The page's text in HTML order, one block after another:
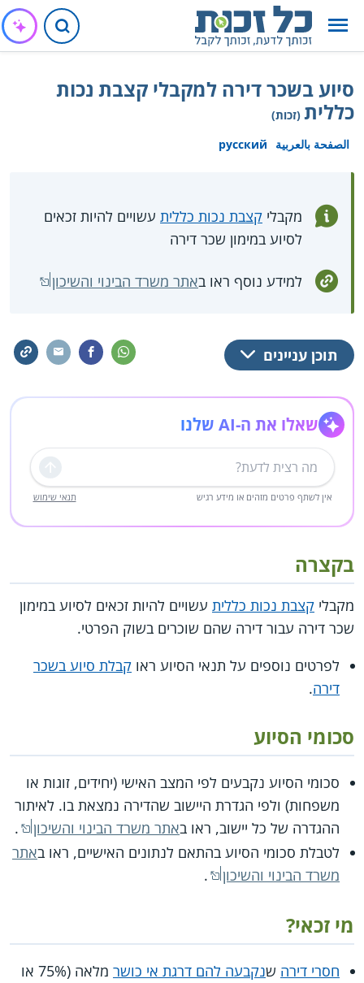
סיוע בשכר דירה למקבלי קצבת נכות
כללית (זכות)
الصفحة بالعربية
русский
מקבלי קצבת נכות כללית עשויים להיות זכאים
לסיוע במימון שכר דירה
למידע נוסף ראו באתר משרד הבינוי והשיכון
תוכן עניינים
שאלו את ה-AI שלנו
שליחה
אין לשתף פרטים מזהים או מידע רגיש תנאי שימוש
בקצרה
מקבלי קצבת נכות כללית עשויים להיות זכאים לסיוע במימון
שכר דירה עבור דירה שהם שוכרים בשוק הפרטי.
לפרטים נוספים על תנאי הסיוע ראו קבלת סיוע בשכר
דירה.
סכומי הסיוע
סכומי הסיוע נקבעים לפי המצב האישי (יחידים, זוגות או
משפחות) ולפי הגדרת היישוב שהדירה נמצאת בו. לאיתור
ההגדרה של כל יישוב, ראו באתר משרד הבינוי והשיכון
.
לטבלת סכומי הסיוע בהתאם לנתונים האישיים, ראו באתר
משרד הבינוי והשיכון
.
מי זכאי?
חסרי דירה שנקבעה להם דרגת אי כושר
מלאה (75% או